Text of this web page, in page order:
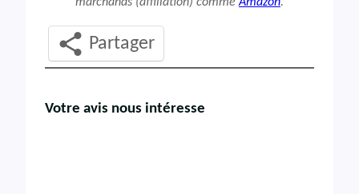
Partager
Votre avis nous intéresse